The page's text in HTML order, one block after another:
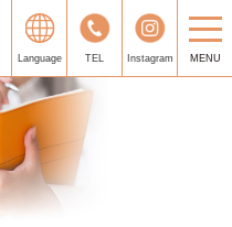
Language TEL Instagram MENU